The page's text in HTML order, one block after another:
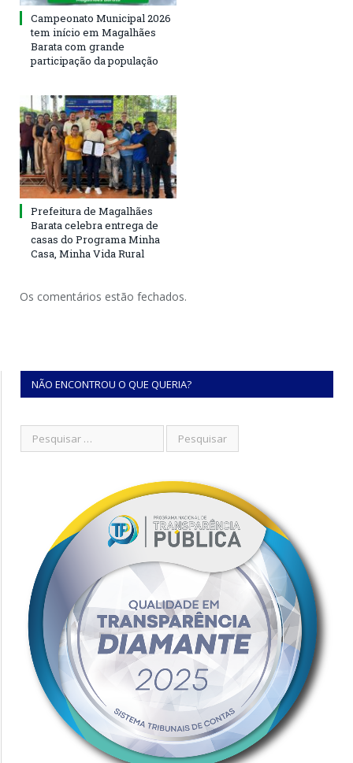
Campeonato Municipal 2026
tem início em Magalhães
Barata com grande
participação da população
Prefeitura de Magalhães
Barata celebra entrega de
casas do Programa Minha
Casa, Minha Vida Rural
Os comentários estão fechados.
NÃO ENCONTROU O QUE QUERIA?